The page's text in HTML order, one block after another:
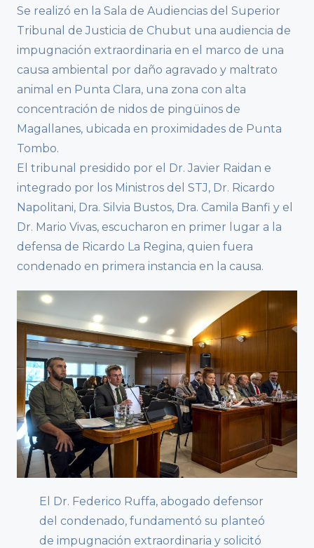
Se realizó en la Sala de Audiencias del Superior
Tribunal de Justicia de Chubut una audiencia de
impugnación extraordinaria en el marco de una
causa ambiental por daño agravado y maltrato
animal en Punta Clara, una zona con alta
concentración de nidos de pingüinos de
Magallanes, ubicada en proximidades de Punta
Tombo.
El tribunal presidido por el Dr. Javier Raidan e
integrado por los Ministros del STJ, Dr. Ricardo
Napolitani, Dra. Silvia Bustos, Dra. Camila Banfi y el
Dr. Mario Vivas, escucharon en primer lugar a la
defensa de Ricardo La Regina, quien fuera
condenado en primera instancia en la causa.
El Dr. Federico Ruffa, abogado defensor
del condenado, fundamentó su planteó
de impugnación extraordinaria y solicitó